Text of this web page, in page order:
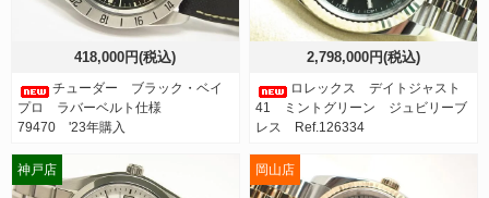
418,000円(税込)
チューダー ブラック・ベイ
プロ ラバーベルト仕様
79470 '23年購入
2,798,000円(税込)
ロレックス デイトジャスト
41 ミントグリーン ジュビリーブ
レス Ref.126334
神戸店 岡山店